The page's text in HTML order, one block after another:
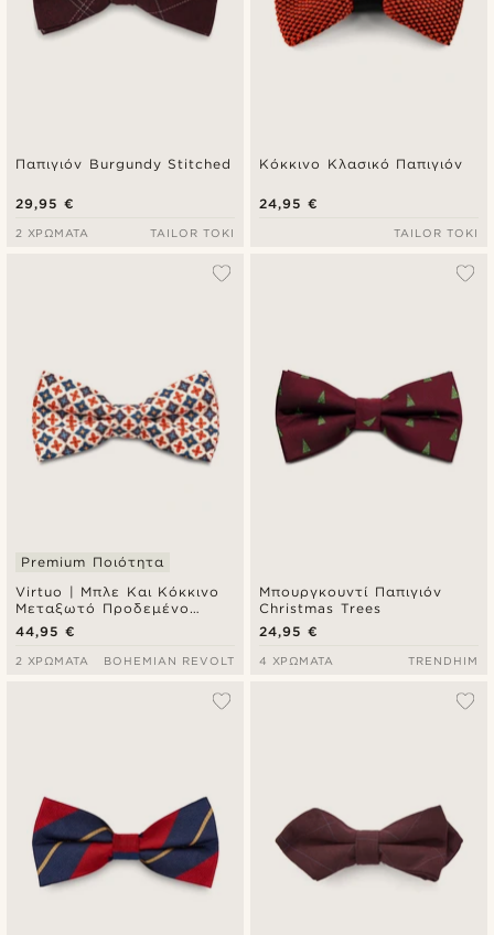
Παπιγιόν Burgundy Stitched
29,95 €
2 ΧΡΏΜΑΤΑ TAILOR TOKI
Κόκκινο Κλασικό Παπιγιόν
24,95 €
TAILOR TOKI
Virtuo | Μπλε Και Κόκκινο
Μεταξωτό Προδεμένο
Παπιγιόν
Premium Ποιότητα
44,95 €
2 ΧΡΏΜΑΤΑ BOHEMIAN REVOLT
Μπουργκουντί Παπιγιόν
Christmas Trees
24,95 €
4 ΧΡΏΜΑΤΑ TRENDHIM